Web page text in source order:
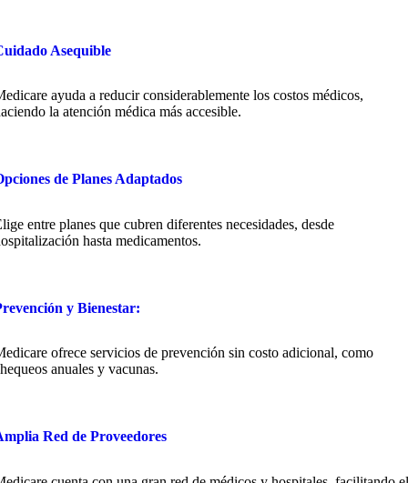
Asequible
ayuda a reducir considerablemente los costos médicos,
la atención médica más accesible.
de Planes Adaptados
entre planes que cubren diferentes necesidades, desde
hasta medicamentos.
y Bienestar:
ofrece servicios de prevención sin costo adicional, como
anuales y vacunas.
Red de Proveedores